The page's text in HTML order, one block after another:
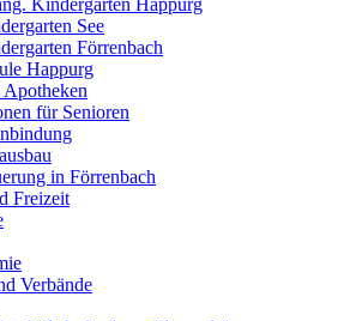
Kindergarten Happurg
See
Förrenbach
Happurg
für Senioren
in Förrenbach
Freizeit
Verbände